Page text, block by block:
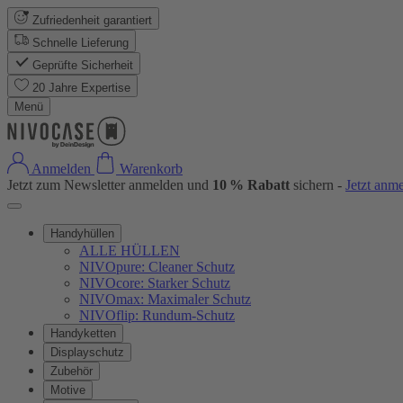
Zufriedenheit garantiert
Schnelle Lieferung
Geprüfte Sicherheit
20 Jahre Expertise
Menü
Anmelden
Warenkorb
Jetzt zum Newsletter anmelden und 10 % Rabatt sichern - Jetzt
Handyhüllen
ALLE HÜLLEN
NIVOpure: Cleaner Schutz
NIVOcore: Starker Schutz
NIVOmax: Maximaler Schutz
NIVOflip: Rundum-Schutz
Handyketten
Displayschutz
Zubehör
Motive